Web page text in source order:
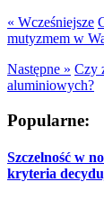
« Wcześniejsze
mutyzmem w
Następne » Czy
aluminiowych?
Popularne:
Szczelność w
kryteria